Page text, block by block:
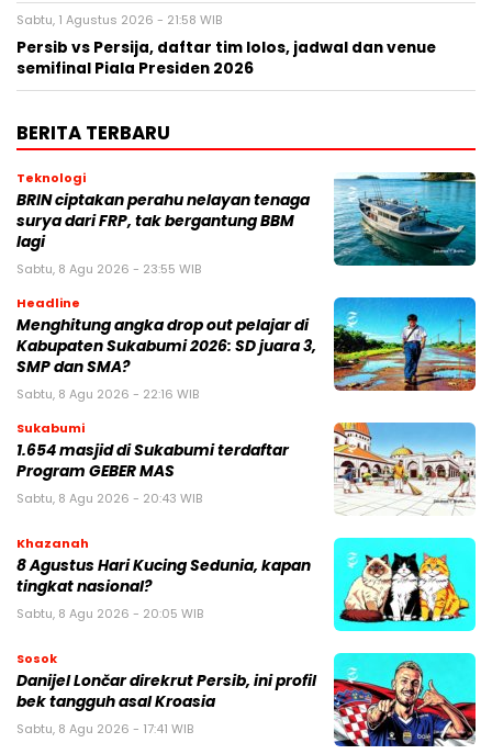
Sabtu, 1 Agustus 2026 - 21:58 WIB
Persib vs Persija, daftar tim lolos, jadwal dan venue
semifinal Piala Presiden 2026
BERITA TERBARU
Teknologi
BRIN ciptakan perahu nelayan tenaga
surya dari FRP, tak bergantung BBM
lagi
Sabtu, 8 Agu 2026 - 23:55 WIB
Headline
Menghitung angka drop out pelajar di
Kabupaten Sukabumi 2026: SD juara 3,
SMP dan SMA?
Sabtu, 8 Agu 2026 - 22:16 WIB
Sukabumi
1.654 masjid di Sukabumi terdaftar
Program GEBER MAS
Sabtu, 8 Agu 2026 - 20:43 WIB
Khazanah
8 Agustus Hari Kucing Sedunia, kapan
tingkat nasional?
Sabtu, 8 Agu 2026 - 20:05 WIB
Sosok
Danijel Lončar direkrut Persib, ini profil
bek tangguh asal Kroasia
Sabtu, 8 Agu 2026 - 17:41 WIB